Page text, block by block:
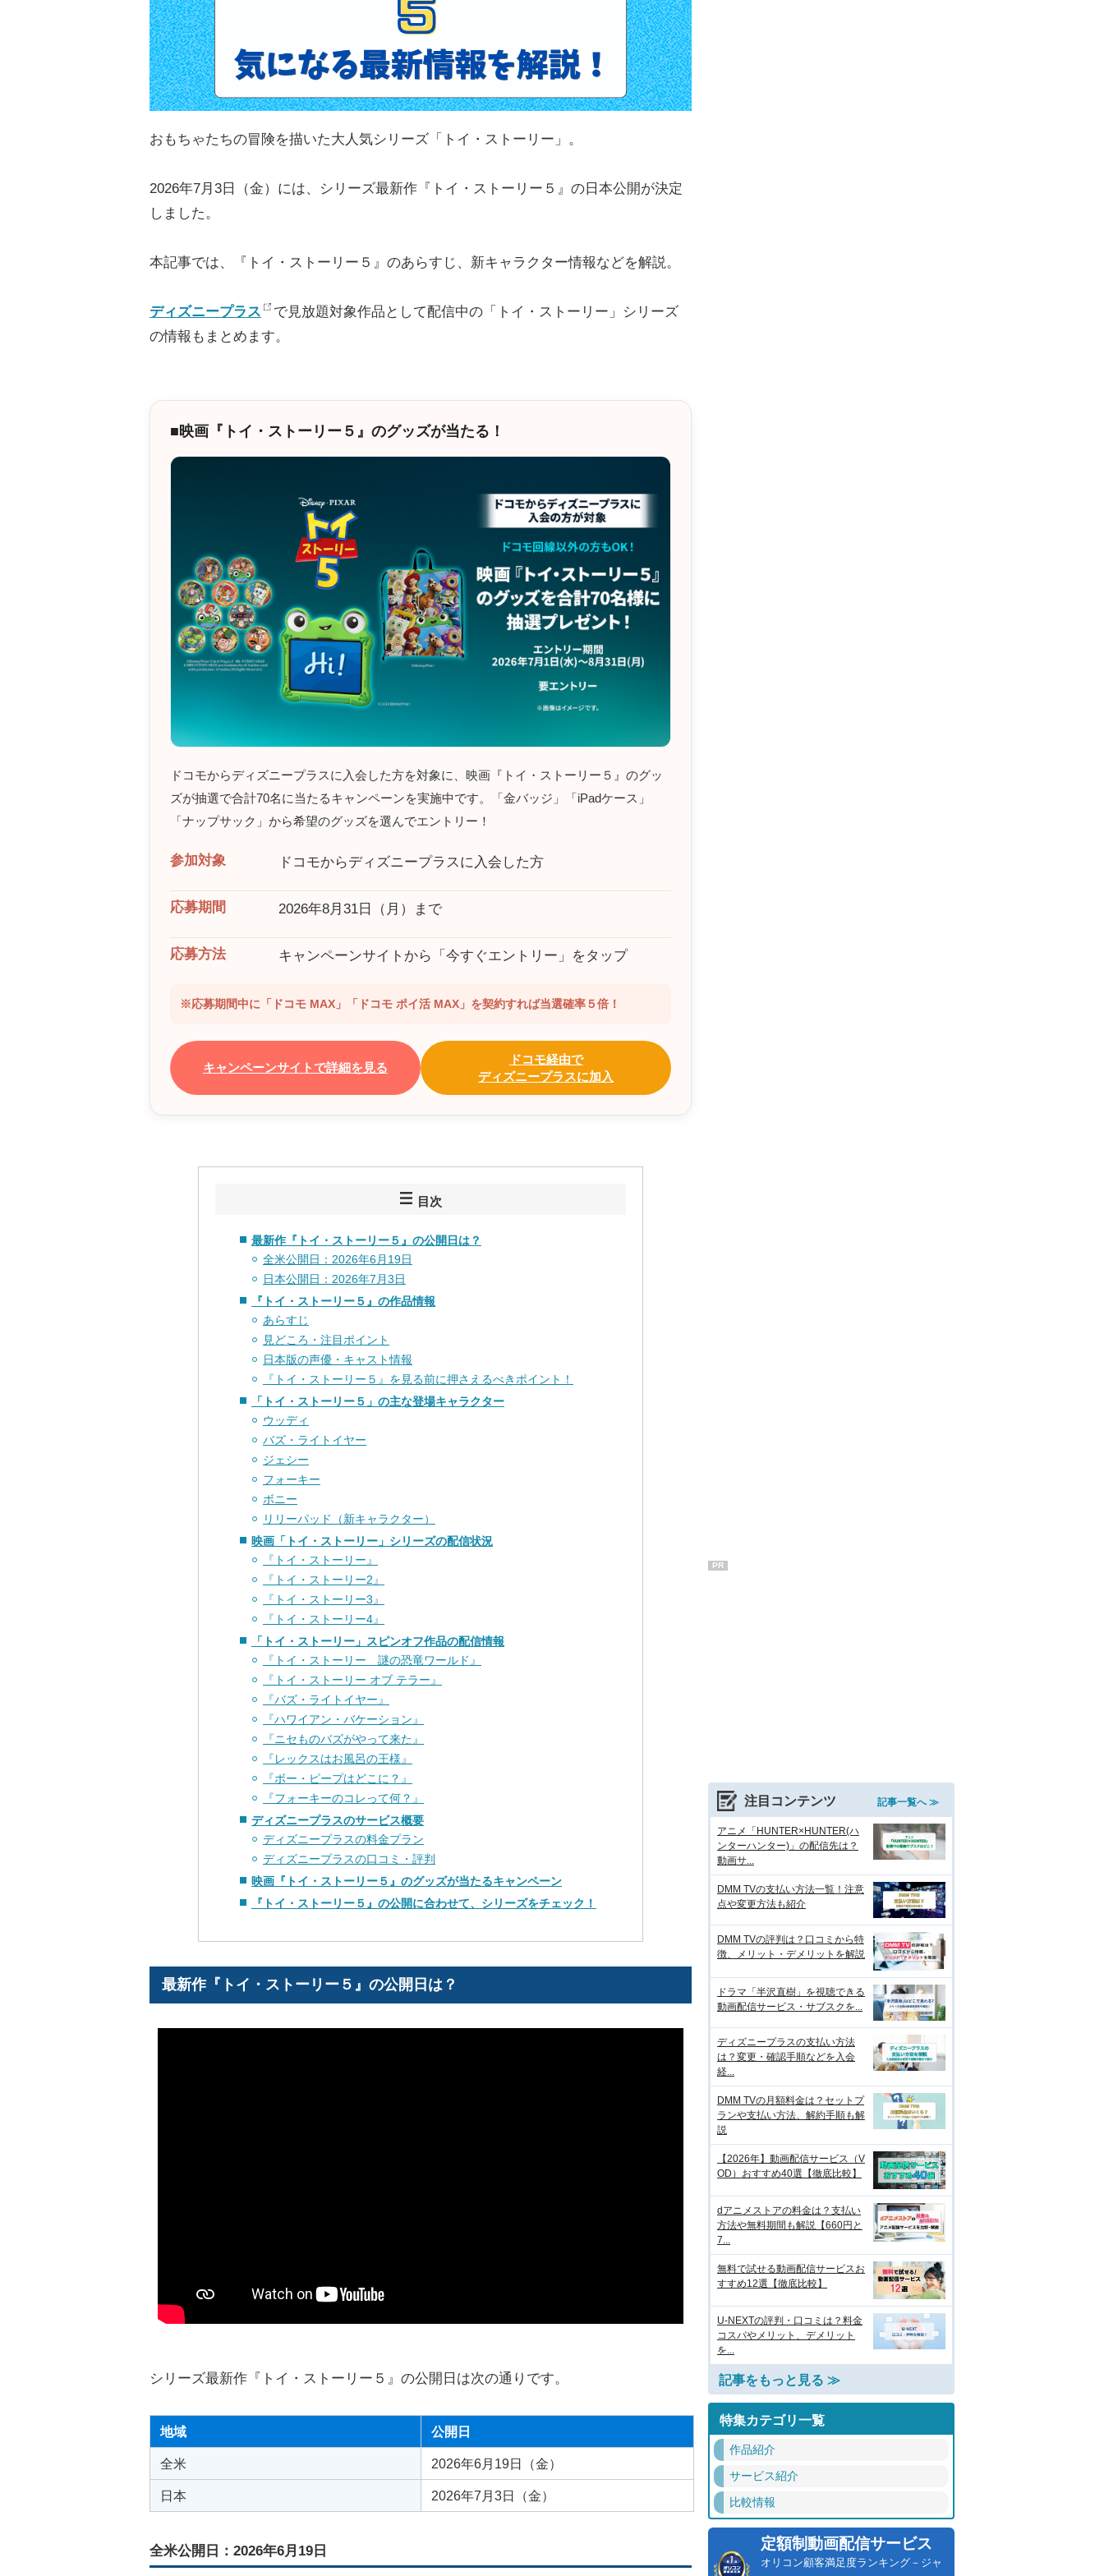
おもちゃたちの冒険を描いた大人気シリーズ「トイ・ストーリー」。
2026年7月3日（金）には、シリーズ最新作『トイ・ストーリー５』の日本公開が決定
しました。
本記事では、『トイ・ストーリー５』のあらすじ、新キャラクター情報などを解説。
ディズニープラス
で見放題対象作品として配信中の「トイ・ストーリー」シリーズ
の情報もまとめます。
■映画『トイ・ストーリー５』のグッズが当たる！
ドコモからディズニープラスに入会した方を対象に、映画『トイ・ストーリー５』のグッ
ズが抽選で合計70名に当たるキャンペーンを実施中です。「金バッジ」「iPadケース」
「ナップサック」から希望のグッズを選んでエントリー！
参加対象 ドコモからディズニープラスに入会した方
応募期間 2026年8月31日（月）まで
応募方法 キャンペーンサイトから「今すぐエントリー」をタップ
※応募期間中に「ドコモ MAX」「ドコモ ポイ活 MAX」を契約すれば当選確率５倍！
キャンペーンサイトで詳細を見る
ドコモ経由で
ディズニープラスに加入
目次
最新作『トイ・ストーリー５』の公開日は？
全米公開日：2026年6月19日
日本公開日：2026年7月3日
『トイ・ストーリー５』の作品情報
あらすじ
見どころ・注目ポイント
日本版の声優・キャスト情報
『トイ・ストーリー５』を見る前に押さえるべきポイント！
「トイ・ストーリー５」の主な登場キャラクター
ウッディ
バズ・ライトイヤー
ジェシー
フォーキー
ボニー
リリーパッド（新キャラクター）
映画「トイ・ストーリー」シリーズの配信状況
『トイ・ストーリー』
『トイ・ストーリー2』
『トイ・ストーリー3』
『トイ・ストーリー4』
「トイ・ストーリー」スピンオフ作品の配信情報
『トイ・ストーリー 謎の恐竜ワールド』
『トイ・ストーリー オブ テラー』
『バズ・ライトイヤー』
『ハワイアン・バケーション』
『ニセものバズがやって来た』
『レックスはお風呂の王様』
『ボー・ピープはどこに？』
『フォーキーのコレって何？』
ディズニープラスのサービス概要
ディズニープラスの料金プラン
ディズニープラスの口コミ・評判
映画『トイ・ストーリー５』のグッズが当たるキャンペーン
『トイ・ストーリー５』の公開に合わせて、シリーズをチェック！
最新作『トイ・ストーリー５』の公開日は？
シリーズ最新作『トイ・ストーリー５』の公開日は次の通りです。
地域 公開日
全米 2026年6月19日（金）
日本 2026年7月3日（金）
全米公開日：2026年6月19日
PR
注目コンテンツ 記事一覧へ ≫
アニメ「HUNTER×HUNTER(ハ
ンターハンター)」の配信先は？
動画サ...
DMM TVの支払い方法一覧！注意
点や変更方法も紹介
DMM TVの評判は？口コミから特
徴、メリット・デメリットを解説
ドラマ「半沢直樹」を視聴できる
動画配信サービス・サブスクを...
ディズニープラスの支払い方法
は？変更・確認手順などを入会
経...
DMM TVの月額料金は？セットプ
ランや支払い方法、解約手順も解
説
【2026年】動画配信サービス（V
OD）おすすめ40選【徹底比較】
dアニメストアの料金は？支払い
方法や無料期間も解説【660円と
7...
無料で試せる動画配信サービスお
すすめ12選【徹底比較】
U-NEXTの評判・口コミは？料金
コスパやメリット、デメリット
を...
記事をもっと見る ≫
特集カテゴリ一覧
作品紹介
サービス紹介
比較情報
定額制動画配信サービス
オリコン顧客満足度ランキング－ジャ